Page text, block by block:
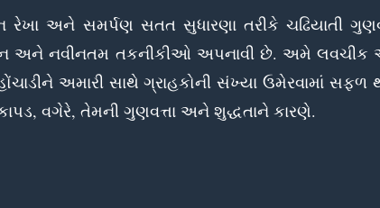
અને સમર્પણ સતત સુધારણા તરીકે ચઢિયાતી
અને નવીનતમ તકનીકીઓ અપનાવી છે. અમે
અમારી સાથે ગ્રાહકોની સંખ્યા ઉમેરવામાં સફળ
વગેરે, તેમની ગુણવત્તા અને શુદ્ધતાને કારણે.